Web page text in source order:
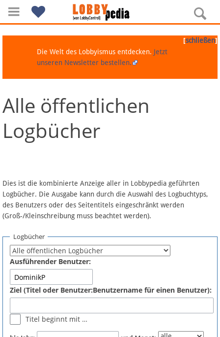
Navigation
Über Lobbypedia
Artikel nach Kategorien
FAQ
Fördermitglied werden
Fehler melden
Newsletter
[schließen]
Die Welt des Lobbyismus entdecken. Jetzt
unseren Newsletter bestellen.
Alle öffentlichen
Logbücher
Dies ist die kombinierte Anzeige aller in Lobbypedia geführten
Logbücher. Die Ausgabe kann durch die Auswahl des Logbuchtyps,
des Benutzers oder des Seitentitels eingeschränkt werden
(Groß-/Kleinschreibung muss beachtet werden).
Logbücher
Ausführender Benutzer:
Ziel (Titel oder Benutzer:Benutzername für einen Benutzer):
Titel beginnt mit …